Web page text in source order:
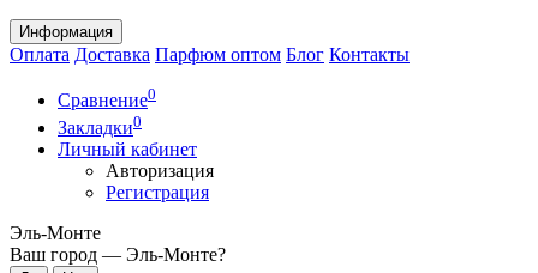
Информация
Оплата Доставка Парфюм оптом Блог Контакты
Сравнение0
Закладки0
Личный кабинет
Авторизация
Регистрация
Эль-Монте
Ваш город — Эль-Монте?